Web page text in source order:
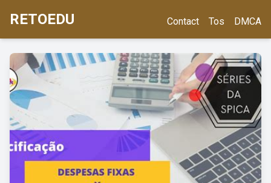
RETOEDU Contact Tos DMCA